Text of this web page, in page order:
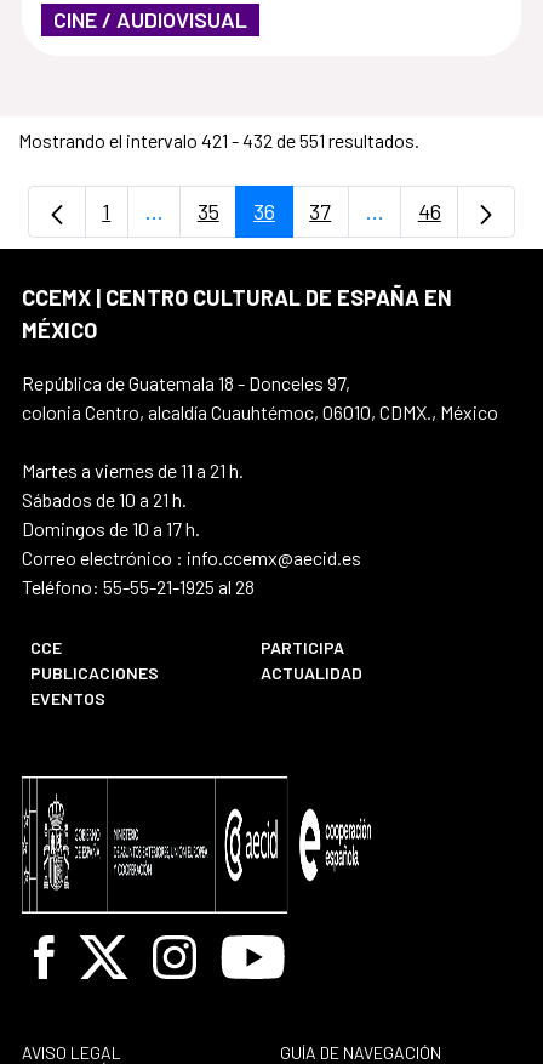
CINE / AUDIOVISUAL
Mostrando el intervalo 421 - 432 de 551 resultados.
Página
1 ...Páginas intermedias Use TAB para
Página
35 Página
36 Página
37 ...PáginasPágina
46
CCEMX | CENTRO CULTURAL DE ESPAÑA EN
MÉXICO
República de Guatemala 18 - Donceles 97,
colonia Centro, alcaldía Cuauhtémoc, 06010, CDMX., México
Martes a viernes de 11 a 21 h.
Sábados de 10 a 21 h.
Domingos de 10 a 17 h.
Correo electrónico : info.ccemx@aecid.es
Teléfono: 55-55-21-1925 al 28
CCE
PARTICIPA
PUBLICACIONES
ACTUALIDAD
EVENTOS
Facebook
X InstagramYoutube
AVISO LEGAL
GUÍA DE NAVEGACIÓN